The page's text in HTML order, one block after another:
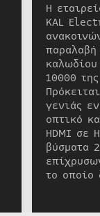
Η
KAL
παραλαβή
καλωδίου
10000
γενιάς
οπτικό
HDMI σε
βύσματα
το οποίο